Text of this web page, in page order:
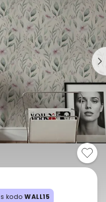
s kodo WALL15